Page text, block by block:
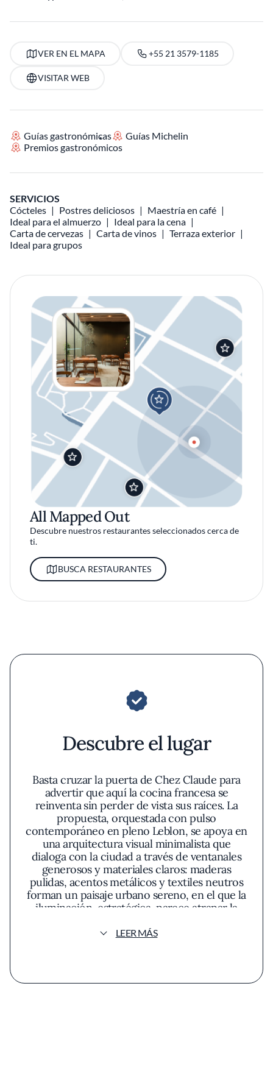
VER EN EL MAPA +55 21 3579-1185
VISITAR WEB
Guías gastronómicas
Guías Michelin
Premios gastronómicos
SERVICIOS
Cócteles
Postres deliciosos
Maestría en café
Ideal para el almuerzo
Ideal para la cena
Carta de cervezas
Carta de vinos
Terraza exterior
Ideal para grupos
All Mapped Out
Descubre nuestros restaurantes seleccionados cerca de
ti.
BUSCA RESTAURANTES
Descubre el lugar
Basta cruzar la puerta de Chez Claude para
advertir que aquí la cocina francesa se
reinventa sin perder de vista sus raíces. La
propuesta, orquestada con pulso
contemporáneo en pleno Leblon, se apoya en
una arquitectura visual minimalista que
dialoga con la ciudad a través de ventanales
generosos y materiales claros: maderas
pulidas, acentos metálicos y textiles neutros
forman un paisaje urbano sereno, en el que la
iluminación, estratégica, parece atrapar la
filosofía esquiva la nostalgia para abrazar una
LEER MÁS